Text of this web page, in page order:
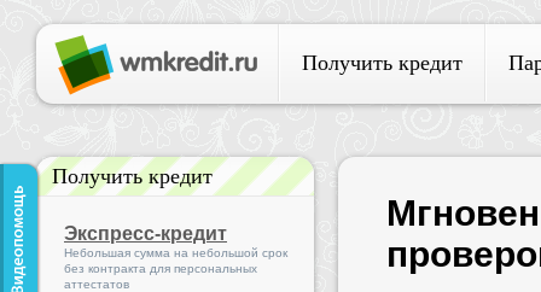
Получить кредит
Получить кредит
Экспресс-кредит
Небольшая сумма на небольшой срок
без контракта для персональных
аттестатов